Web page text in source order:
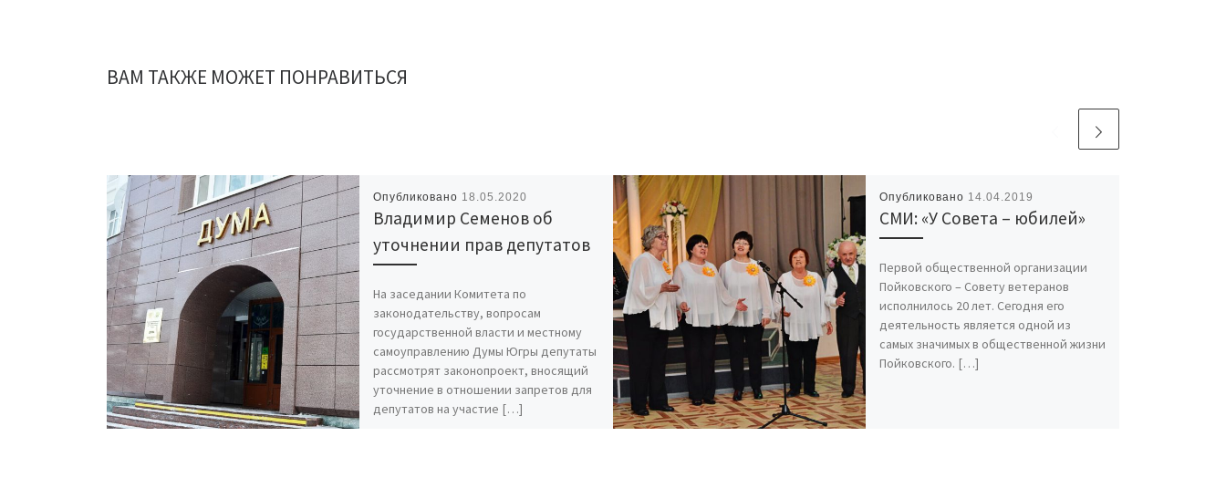
ВАМ ТАКЖЕ МОЖЕТ ПОНРАВИТЬСЯ
Опубликовано 18.05.2020
Владимир Семенов об
уточнении прав депутатов
На заседании Комитета по
законодательству, вопросам
государственной власти и местному
самоуправлению Думы Югры депутаты
рассмотрят законопроект, вносящий
уточнение в отношении запретов для
депутатов на участие […]
Опубликовано 14.04.2019
СМИ: «У Совета – юбилей»
Первой общественной организации
Пойковского – Совету ветеранов
исполнилось 20 лет. Сегодня его
деятельность является одной из
самых значимых в общественной жизни
Пойковского. […]